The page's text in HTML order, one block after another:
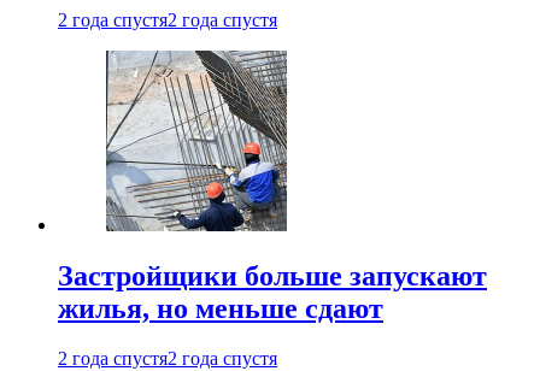
2 года спустя2 года спустя
Застройщики больше запускают
жилья, но меньше сдают
2 года спустя2 года спустя